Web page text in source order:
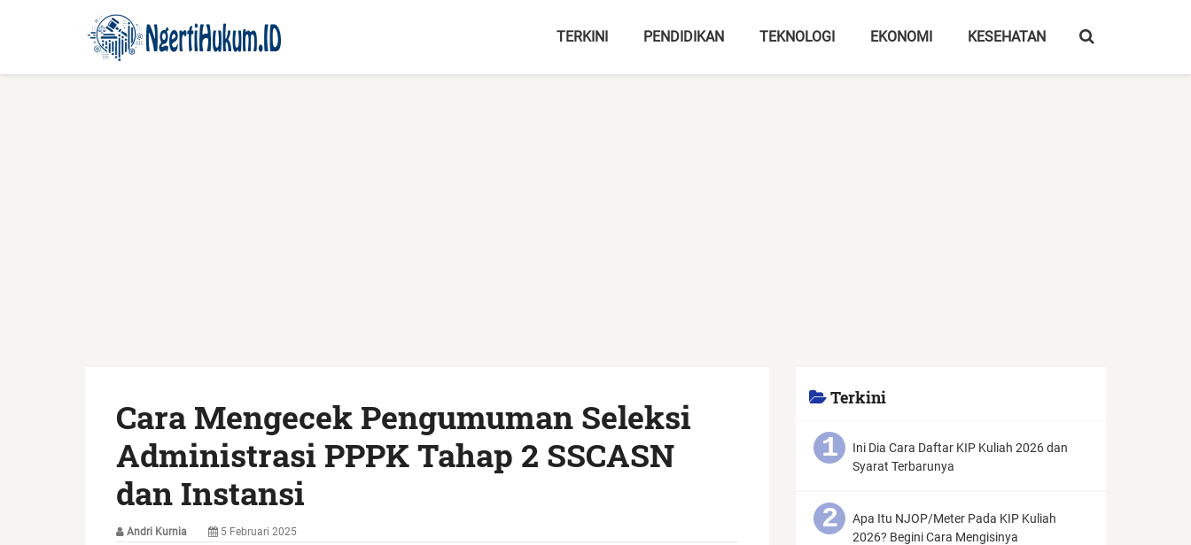
TERKINI PENDIDIKAN TEKNOLOGI EKONOMI KESEHATAN
Cara Mengecek Pengumuman Seleksi
Administrasi PPPK Tahap 2 SSCASN
dan Instansi
Andri Kurnia 5 Februari 2025
Terkini
Ini Dia Cara Daftar KIP Kuliah 2026 dan
Syarat Terbarunya
Apa Itu NJOP/Meter Pada KIP Kuliah
2026? Begini Cara Mengisinya